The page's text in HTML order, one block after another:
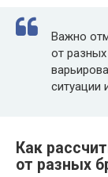
Важно
от
ситуации
Как
от разных